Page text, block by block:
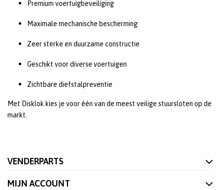
Premium voertuigbeveiliging
Maximale mechanische bescherming
Zeer sterke en duurzame constructie
Geschikt voor diverse voertuigen
Zichtbare diefstalpreventie
Met Disklok kies je voor één van de meest veilige stuursloten op de
markt.
VENDERPARTS
MIJN ACCOUNT